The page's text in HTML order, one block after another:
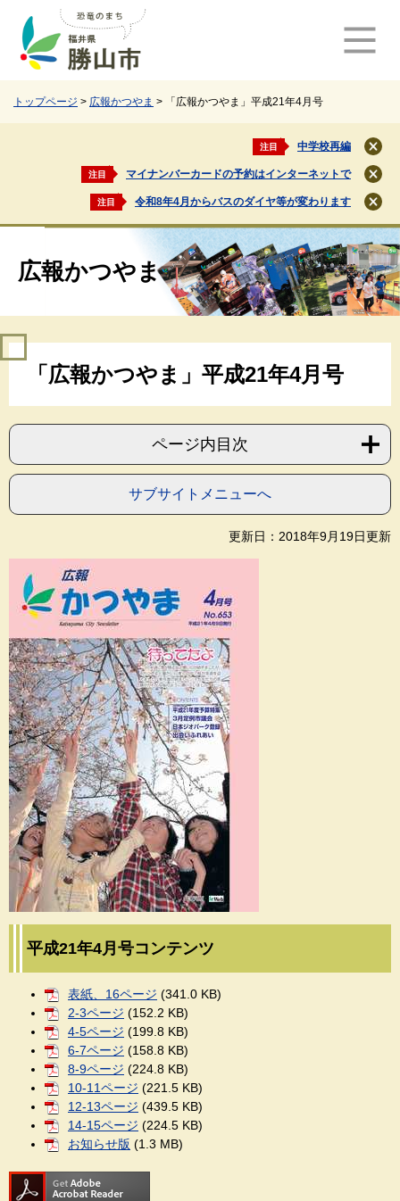
トップページ > 広報かつやま > 「広報かつやま」平成21年4月号
注目 中学校再編
閉
じ
る
注目 マイナンバーカードの予約はインターネットで
閉
じ
る
注目 令和8年4月からバスのダイヤ等が変わります
閉
じ
る
広報かつやま
「広報かつやま」平成21年4月号
ページ内目次
サブサイトメニューへ
更新日：2018年9月19日更新
平成21年4月号コンテンツ
表紙、16ページ (341.0 KB)
2-3ページ (152.2 KB)
4-5ページ (199.8 KB)
6-7ページ (158.8 KB)
8-9ページ (224.8 KB)
10-11ページ (221.5 KB)
12-13ページ (439.5 KB)
14-15ページ (224.5 KB)
お知らせ版 (1.3 MB)